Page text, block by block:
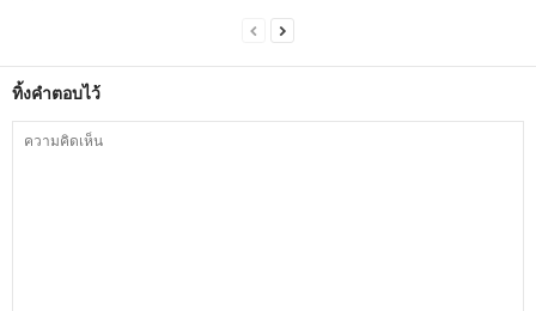
ทิ้งคำตอบไว้